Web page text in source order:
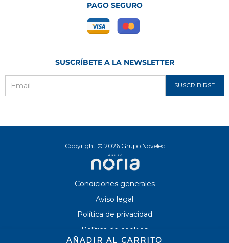
AÑADIR AL CARRITO
PAGO SEGURO
SUSCRÍBETE A LA NEWSLETTER
SUSCRIBIRSE
Copyright © 2026 Grupo Novelec
Condiciones generales
Aviso legal
Política de privacidad
Política de cookies